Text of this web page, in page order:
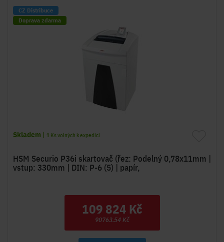
CZ Distribuce
Doprava zdarma
Skladem | 1 Ks volných k expedici
HSM Securio P36i skartovač (řez: Podelný 0,78x11mm |
vstup: 330mm | DIN: P-6 (5) | papír,
109 824 Kč
90763.54 Kč